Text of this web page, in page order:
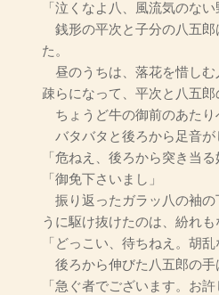
「泣くなよ八、風流気のない
銭形の平次と子分の八五郎
た。
昼のうちは、落花を惜しむ
疎らになって、平次と八五
ちょうど牛の御前のあたり
バタバタと後ろから足音が
「危ねえ、後ろから突き当
「御免下さいまし」
振り返ったガラッ八の袖の
うに駆け抜けたのは、紛れも
「どっこい、待ちねえ。胡乱
後ろから伸びた八五郎の手
「急ぐ者でございます。お許